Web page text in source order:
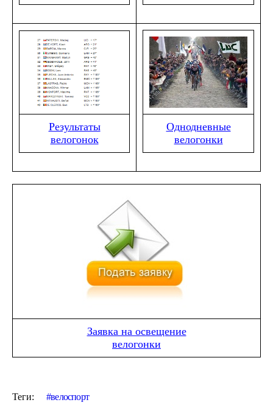
Результаты
велогонок
Однодневные
велогонки
Заявка на освещение
велогонки
Теги: велоспорт